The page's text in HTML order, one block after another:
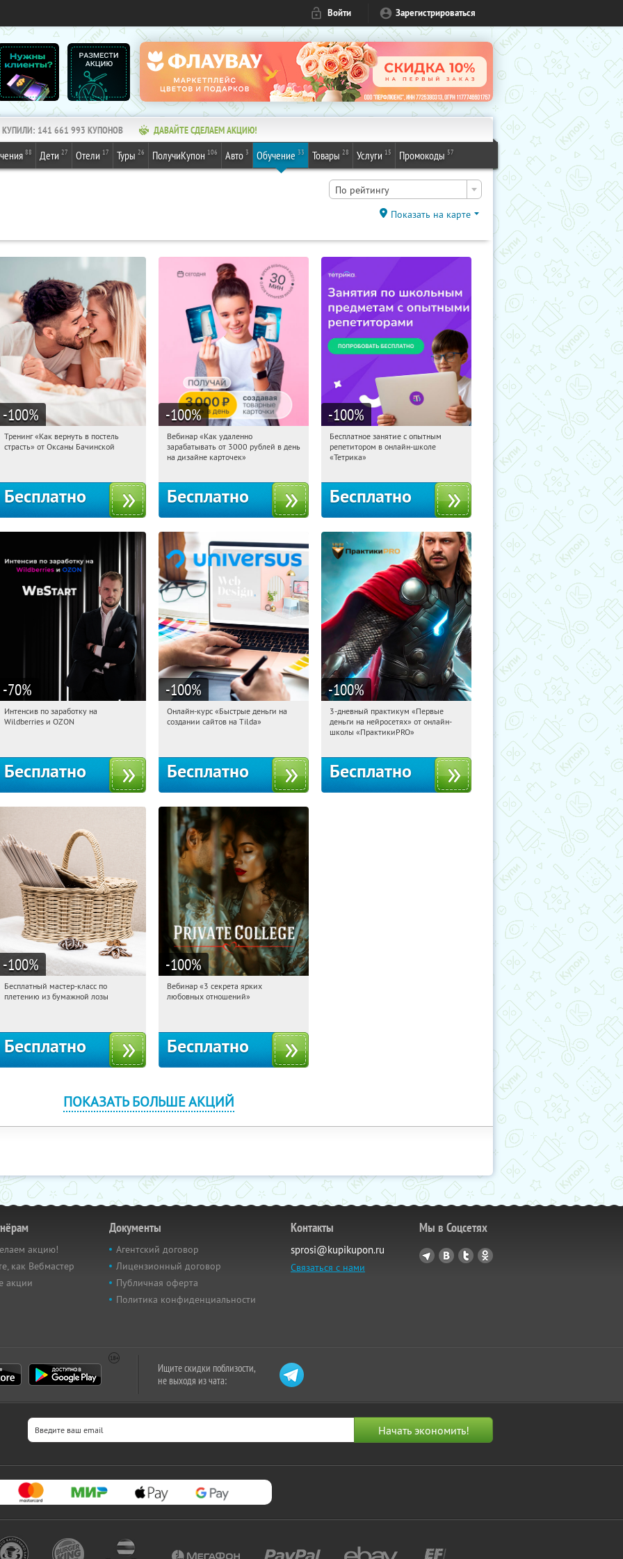
Войти Зарегистрироваться
КУПИЛИ: 141 661 993 КУПОНОВ ДАВАЙТЕ СДЕЛАЕМ АКЦИЮ!
88 Дети 27 Отели 17 Туры 26 ПолучиКупон 106 Авто 3 Обучение 33 Товары 28 Услуги 15 Промокоды 57
По рейтингу
Показать на карте
-100%
17:18:48 Получили:
Тренинг «Как вернуть в постель
страсть» от Оксаны Бачинской
Бесплатно
-100%
17:18:48 Получили:
Россия
Вебинар «Как удаленно
зарабатывать от 3000 рублей в день
на дизайне карточек»
Бесплатно
-100%
17:18:48 Получили:
Москва, Россия
Бесплатное занятие с опытным
репетитором в онлайн-школе
«Тетрика»
Бесплатно
-70%
17:18:48 Получили:
Интенсив по заработку на
Wildberries и OZON
Бесплатно
-100%
17:18:48 Получили:
Онлайн-курс «Быстрые деньги на
создании сайтов на Tilda»
Бесплатно
-100%
17:18:48 Получили:
Россия
3-дневный практикум «Первые
деньги на нейросетях» от онлайн-
школы «ПрактикиPRO»
Бесплатно
-100%
17:18:48 Получили:
Бесплатный мастер-класс по
плетению из бумажной лозы
Бесплатно
-100%
17:18:48 Получили:
Вебинар «3 секрета ярких
любовных отношений»
Бесплатно
ПОКАЗАТЬ БОЛЬШЕ АКЦИЙ
акцию!
как Вебмастер
акции
Документы
Агентский договор
Лицензионный договор
Публичная оферта
Политика конфиденциальности
Контакты
sprosi@kupikupon.ru
Связаться с нами
Мы в Соцсетях
Ищите скидки поблизости,
не выходя из чата: